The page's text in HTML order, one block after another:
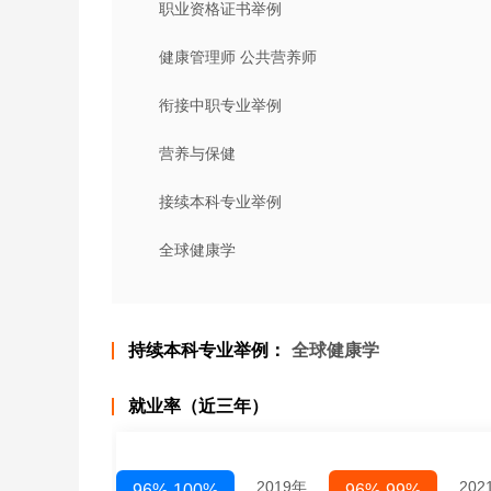
职业资格证书举例
健康管理师 公共营养师
衔接中职专业举例
营养与保健
接续本科专业举例
全球健康学
持续本科专业举例： 全球健康学
就业率（近三年）
2019年